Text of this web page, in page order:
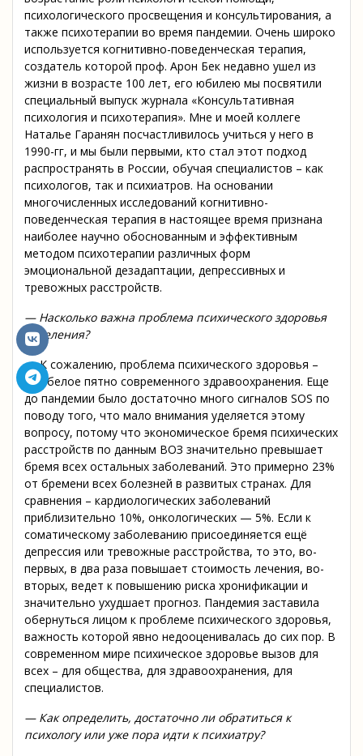
психологического просвещения и консультирования, а
также психотерапии во время пандемии. Очень широко
используется когнитивно-поведенческая терапия,
создатель которой проф. Арон Бек недавно ушел из
жизни в возрасте 100 лет, его юбилею мы посвятили
специальный выпуск журнала «Консультативная
психология и психотерапия». Мне и моей коллеге
Наталье Гаранян посчастливилось учиться у него в
1990-гг, и мы были первыми, кто стал этот подход
распространять в России, обучая специалистов – как
психологов, так и психиатров. На основании
многочисленных исследований когнитивно-
поведенческая терапия в настоящее время признана
наиболее научно обоснованным и эффективным
методом психотерапии различных форм
эмоциональной дезадаптации, депрессивных и
тревожных расстройств.
— Насколько важна проблема психического здоровья
населения?
— К сожалению, проблема психического здоровья –
это белое пятно современного здравоохранения. Еще
до пандемии было достаточно много сигналов SOS по
поводу того, что мало внимания уделяется этому
вопросу, потому что экономическое бремя психических
расстройств по данным ВОЗ значительно превышает
бремя всех остальных заболеваний. Это примерно 23%
от бремени всех болезней в развитых странах. Для
сравнения – кардиологических заболеваний
приблизительно 10%, онкологических — 5%. Если к
соматическому заболеванию присоединяется ещё
депрессия или тревожные расстройства, то это, во-
первых, в два раза повышает стоимость лечения, во-
вторых, ведет к повышению риска хронификации и
значительно ухудшает прогноз. Пандемия заставила
обернуться лицом к проблеме психического здоровья,
важность которой явно недооценивалась до сих пор. В
современном мире психическое здоровье вызов для
всех – для общества, для здравоохранения, для
специалистов.
— Как определить, достаточно ли обратиться к
психологу или уже пора идти к психиатру?